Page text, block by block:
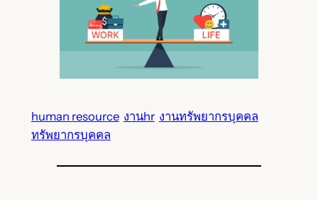
human resource งานhr งานทรัพยากรบุคคล
ทรัพยากรบุคคล